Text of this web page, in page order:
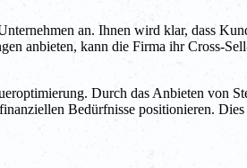
an. Ihnen wird klar, dass
anbieten, kann die Firma ihr Cross-
Durch das Anbieten von
Bedürfnisse positionieren.